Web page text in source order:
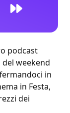
podcast
weekend
in
in Festa,
dei